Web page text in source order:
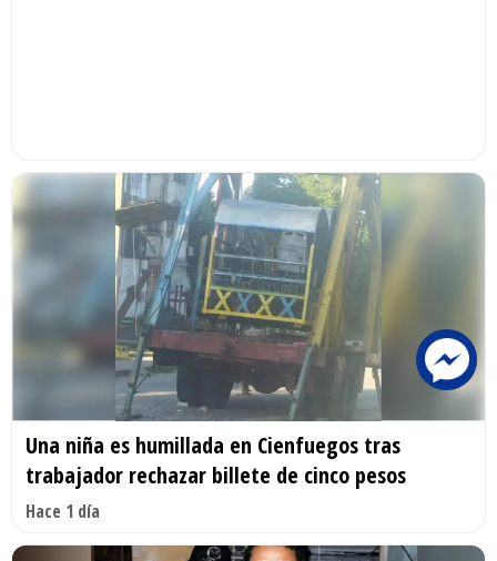
Una niña es humillada en Cienfuegos tras
trabajador rechazar billete de cinco pesos
Hace 1 día